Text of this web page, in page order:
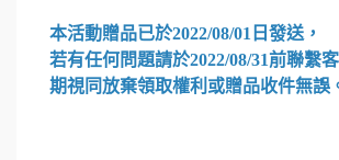
本活動贈品已於2022/08/01日發送，
若有任何問題請於2022/08/31前聯繫
期視同放棄領取權利或贈品收件無誤